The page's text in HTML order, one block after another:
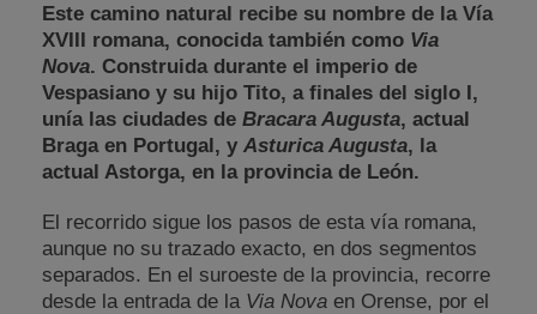
Este camino natural recibe su nombre de la Vía
XVIII romana, conocida también como Via
Nova. Construida durante el imperio de
Vespasiano y su hijo Tito, a finales del siglo I,
unía las ciudades de Bracara Augusta, actual
Braga en Portugal, y Asturica Augusta, la
actual Astorga, en la provincia de León.
El recorrido sigue los pasos de esta vía romana,
aunque no su trazado exacto, en dos segmentos
separados. En el suroeste de la provincia, recorre
desde la entrada de la Via Nova en Orense, por el